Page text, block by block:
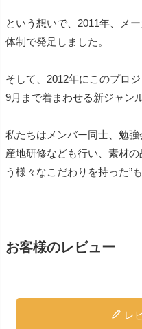
という想いで、2011年、メ
体制で発足しました。
そして、2012年にこのプロ
9月まで着まわせる新ジャン
私たちはメンバー同士、勉強
産地研修なども行い、素材
う様々なこだわりを持った”
お客様のレビュー
レ